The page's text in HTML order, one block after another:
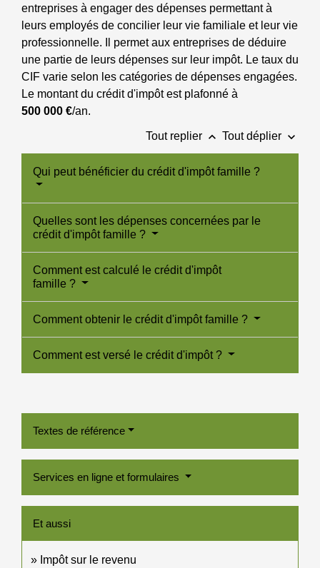
entreprises à engager des dépenses permettant à
leurs employés de concilier leur vie familiale et leur vie
professionnelle. Il permet aux entreprises de déduire
une partie de leurs dépenses sur leur impôt. Le taux du
CIF varie selon les catégories de dépenses engagées.
Le montant du crédit d'impôt est plafonné à
500 000 €/an.
Tout replier keyboard_arrow_up Tout déplier keyboard_arrow_down
Qui peut bénéficier du crédit d'impôt famille ?
Quelles sont les dépenses concernées par le
crédit d'impôt famille ?
Comment est calculé le crédit d'impôt
famille ?
Comment obtenir le crédit d'impôt famille ?
Comment est versé le crédit d'impôt ?
Textes de référence
Services en ligne et formulaires
Et aussi
Impôt sur le revenu